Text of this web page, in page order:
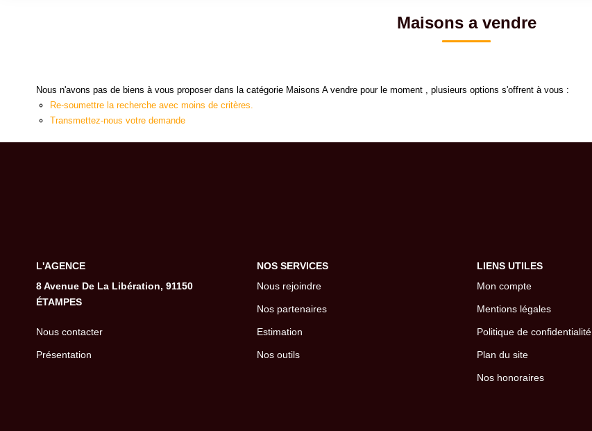
Maisons a vendre
Nous n'avons pas de biens à vous proposer dans la catégorie Maisons A vendre pour le moment , plusieurs options s'offrent à vous :
Re-soumettre la recherche avec moins de critères.
Transmettez-nous votre demande
L'AGENCE
8 Avenue De La Libération, 91150
ÉTAMPES
Nous contacter
Présentation
NOS SERVICES
Nous rejoindre
Nos partenaires
Estimation
Nos outils
LIENS UTILES
Mon compte
Mentions légales
Politique de confidentialité
Plan du site
Nos honoraires